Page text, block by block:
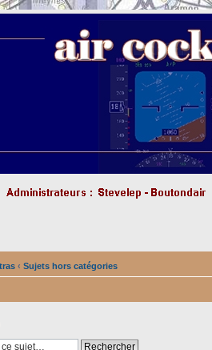
‹ Sujets hors catégories